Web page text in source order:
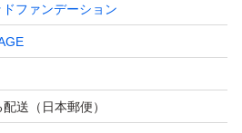
で神経質な方はご遠慮下さい。
ドファンデーション
送（日本郵便）